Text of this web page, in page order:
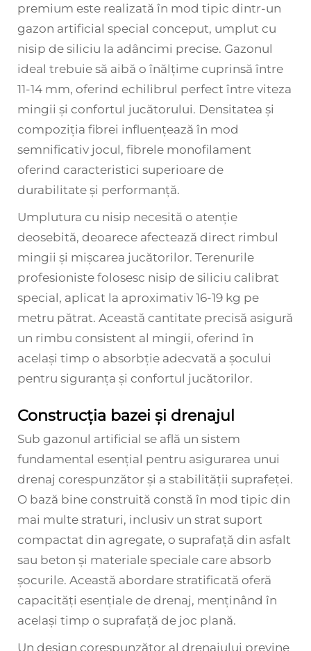
premium este realizată în mod tipic dintr-un
gazon artificial special conceput, umplut cu
nisip de siliciu la adâncimi precise. Gazonul
ideal trebuie să aibă o înălțime cuprinsă între
11-14 mm, oferind echilibrul perfect între viteza
mingii și confortul jucătorului. Densitatea și
compoziția fibrei influențează în mod
semnificativ jocul, fibrele monofilament
oferind caracteristici superioare de
durabilitate și performanță.
Umplutura cu nisip necesită o atenție
deosebită, deoarece afectează direct rimbul
mingii și mișcarea jucătorilor. Terenurile
profesioniste folosesc nisip de siliciu calibrat
special, aplicat la aproximativ 16-19 kg pe
metru pătrat. Această cantitate precisă asigură
un rimbu consistent al mingii, oferind în
același timp o absorbție adecvată a șocului
pentru siguranța și confortul jucătorilor.
Construcția bazei și drenajul
Sub gazonul artificial se află un sistem
fundamental esențial pentru asigurarea unui
drenaj corespunzător și a stabilității suprafeței.
O bază bine construită constă în mod tipic din
mai multe straturi, inclusiv un strat suport
compactat din agregate, o suprafață din asfalt
sau beton și materiale speciale care absorb
șocurile. Această abordare stratificată oferă
capacități esențiale de drenaj, menținând în
același timp o suprafață de joc plană.
Un design corespunzător al drenajului previne